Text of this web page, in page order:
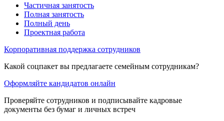
Частичная занятость
Полная занятость
Полный день
Проектная работа
Корпоративная поддержка сотрудников
Какой соцпакет вы предлагаете семейным сотрудникам?
Оформляйте кандидатов онлайн
Проверяйте сотрудников и подписывайте кадровые
документы без бумаг и личных встреч